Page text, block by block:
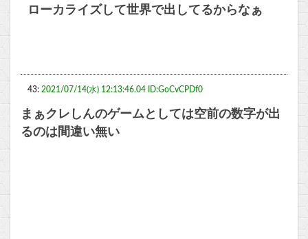
ローカライズして世界で出してるからなぁ
43: 2021/07/14(水) 12:13:46.04 ID:GoCvCPDf0
まぁクレしんのゲームとしては空前の数字が出
るのは間違い無い